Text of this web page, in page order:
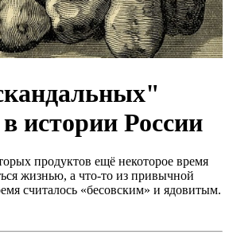
истории России
продуктов ещё некоторое время
жизнью, а что-то из привычной
считалось «бесовским» и ядовитым.